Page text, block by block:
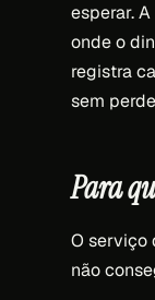
esperar.
onde o
registra
sem
Para
O serviço
não